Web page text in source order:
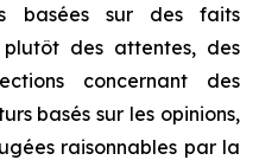
basées sur des faits
des attentes, des
concernant des
basés sur les opinions,
raisonnables par la